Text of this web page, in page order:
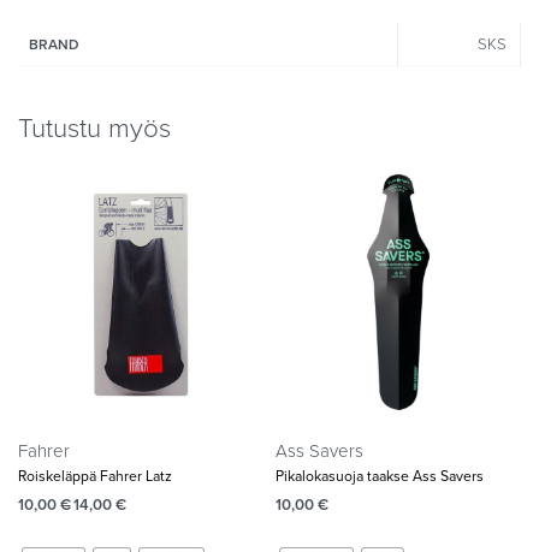
BRAND SKS
Tutustu myös
Fahrer
Roiskeläppä Fahrer Latz
10,00€14,00€
Ass Savers
Pikalokasuoja taakse Ass Savers
10,00€